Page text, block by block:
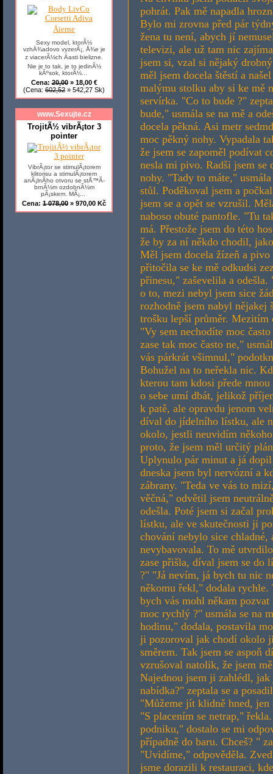
Sexy model, ktorÃ½
vzhÄ¾adovo vyzerÃ¡, Å¾e je
z viacerÃ½ch Äasti bielizne.
Nie je to tak, je to jedinÃ½
kÃºsok, ktorÃ½...
Cena:20,00» 18,00 €
(Cena: 602,52 » 542,27 Sk)
www.Sexujte.cz
TrojitÃ½ vibrÃ¡tor 3
pointer
VibrÃ¡tor se stimulÃ¡torem
klitorisu a stimulÃ¡torem
anÃ¡lnÃ­ho otvoru se stÅ™Ã­
brnÃ½m ozdobnÃ½m
pÃ¡skem. MÃ¡...
Cena: 1 078,00 » 970,00 Kč